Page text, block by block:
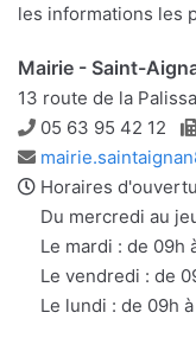
les informations les
Mairie - Saint-
13 route de la
Téléphone
05 63 95 42 12
Adresse
e-
mail
Horaires
Du mercredi au
Le mardi : de 09h
Le vendredi : de
Le lundi : de 09h